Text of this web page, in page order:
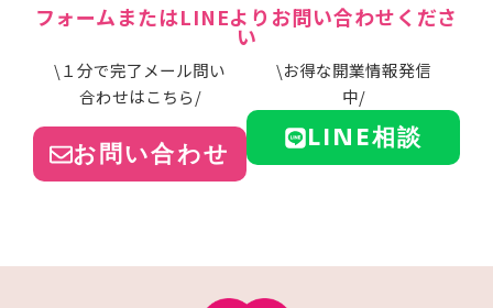
フォームまたはLINEよりお問い合わせくださ
い
\１分で完了メール問い
合わせはこちら/
お問い合わせ
\お得な開業情報発信
中/
LINE相談